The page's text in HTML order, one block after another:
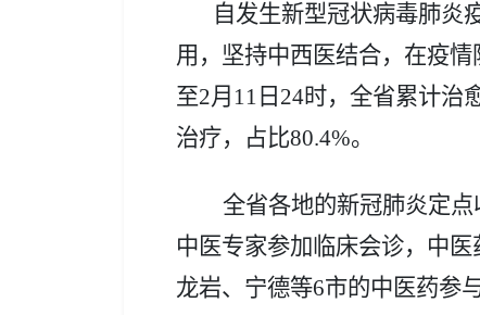
自发生新型冠状病毒肺炎
用，坚持中西医结合，在疫
至2月11日24时，全省累计治
治疗，占比80.4%。
全省各地的新冠肺炎定
中医专家参加临床会诊，中
龙岩、宁德等6市的中医药参